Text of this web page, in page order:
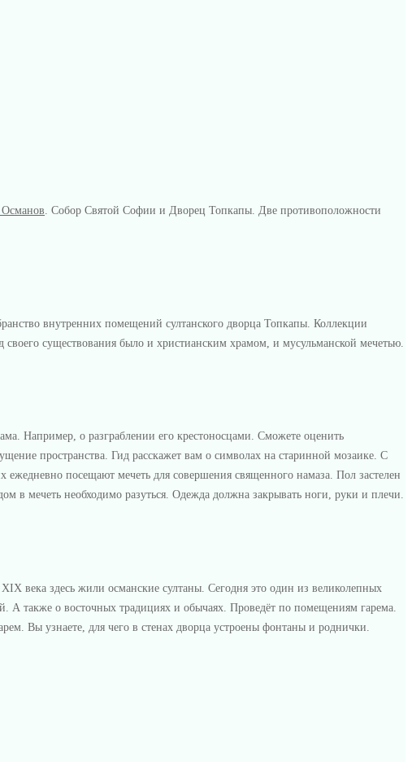
Османов . Собор Святой Софии и Дворец Топкапы. Две противоположности
внутренних помещений султанского дворца Топкапы. Коллекции
существования было и христианским храмом, и мусульманской мечетью.
Например, о разграблении его крестоносцами. Сможете оценить
пространства. Гид расскажет вам о символах на старинной мозаике. С
посещают мечеть для совершения священного намаза. Пол застелен
в мечеть необходимо разуться. Одежда должна закрывать ноги, руки и плечи.
века здесь жили османские султаны. Сегодня это один из великолепных
А также о восточных традициях и обычаях. Проведёт по помещениям гарема.
Вы узнаете, для чего в стенах дворца устроены фонтаны и роднички.